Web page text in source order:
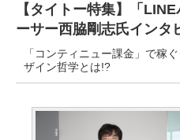
【タイトー特集】「
ーサー西脇剛志氏インタ
「コンティニュー課金」で稼
ザイン哲学とは!?